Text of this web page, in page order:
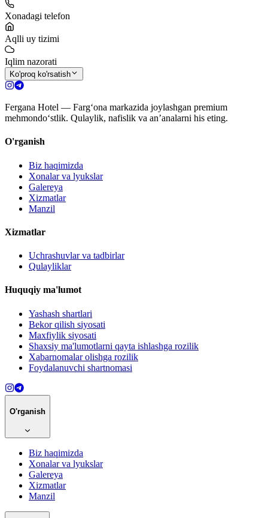
Xonadagi telefon
Aqlli uy tizimi
Iqlim nazorati
Ko'proq ko'rsatish
Fergana Hotel — Farg‘ona markazida joylashgan premium
mehmondo‘stlik. Qulaylik, nafislik va an’analarni his eting.
O'rganish
Biz haqimizda
Xonalar va lyukslar
Galereya
Xizmatlar
Manzil
Xizmatlar
Uchrashuvlar va tadbirlar
Qulayliklar
Huquqiy ma'lumot
Yashash shartlari
Bekor qilish siyosati
Maxfiylik siyosati
Shaxsiy ma'lumotlarni qayta ishlashga rozilik
Xabarnomalar olishga rozilik
Foydalanuvchi shartnomasi
O'rganish
Biz haqimizda
Xonalar va lyukslar
Galereya
Xizmatlar
Manzil